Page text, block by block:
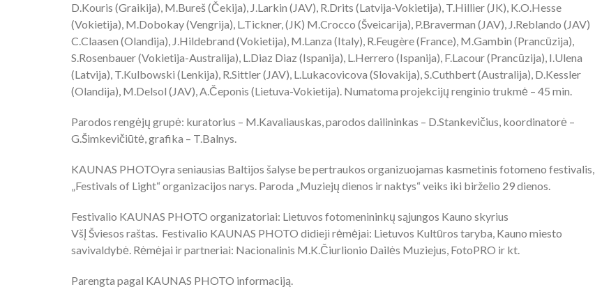
D.Kouris (Graikija), M.Bureš (Čekija), J.Larkin (JAV), R.Drits (Latvija-Vokietija), T.Hillier (JK), K.O.Hesse
(Vokietija), M.Dobokay (Vengrija), L.Tickner, (JK) M.Crocco (Šveicarija), P.Braverman (JAV), J.Reblando (JAV)
C.Claasen (Olandija), J.Hildebrand (Vokietija), M.Lanza (Italy), R.Feugère (France), M.Gambin (Prancūzija),
S.Rosenbauer (Vokietija-Australija), L.Diaz Diaz (Ispanija), L.Herrero (Ispanija), F.Lacour (Prancūzija), I.Ulena
(Latvija), T.Kulbowski (Lenkija), R.Sittler (JAV), L.Lukacovicova (Slovakija), S.Cuthbert (Australija), D.Kessler
(Olandija), M.Delsol (JAV), A.Čeponis (Lietuva-Vokietija). Numatoma projekcijų renginio trukmė – 45 min.
Parodos rengėjų grupė: kuratorius – M.Kavaliauskas, parodos dailininkas – D.Stankevičius, koordinatorė –
G.Šimkevičiūtė, grafika – T.Balnys.
KAUNAS PHOTOyra seniausias Baltijos šalyse be pertraukos organizuojamas kasmetinis fotomeno festivalis,
„Festivals of Light“ organizacijos narys. Paroda „Muziejų dienos ir naktys“ veiks iki birželio 29 dienos.
Festivalio KAUNAS PHOTO organizatoriai: Lietuvos fotomenininkų sąjungos Kauno skyrius
VšĮ Šviesos raštas. Festivalio KAUNAS PHOTO didieji rėmėjai: Lietuvos Kultūros taryba, Kauno miesto
savivaldybė. Rėmėjai ir partneriai: Nacionalinis M.K.Čiurlionio Dailės Muziejus, FotoPRO ir kt.
Parengta pagal KAUNAS PHOTO informaciją.